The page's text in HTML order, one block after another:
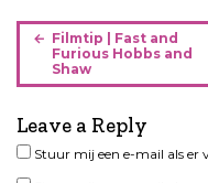
B
r
c
h
t
Filmtip | Fast and
Furious Hobbs and
Shaw
Leave a Reply
Stuur mij een e-mail als er